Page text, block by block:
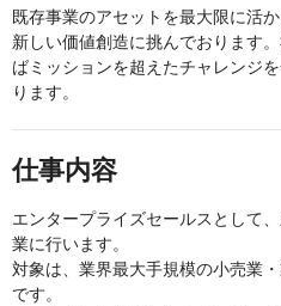
既存事業のアセットを最大限に活
新しい価値創造に挑んでおります
ばミッションを超えたチャレンジ
ります。
仕事内容
エンタープライズセールスとして
業に行います。
対象は、業界最大手規模の小売業
です。